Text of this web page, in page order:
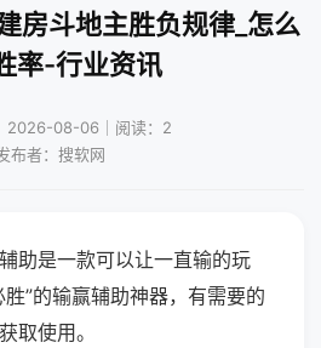
房斗地主胜负规律_怎么
率-行业资讯
2026-08-06｜阅读：2
布者：搜软网
助是一款可以让一直输的玩
”的输赢辅助神器，有需要的
取使用。